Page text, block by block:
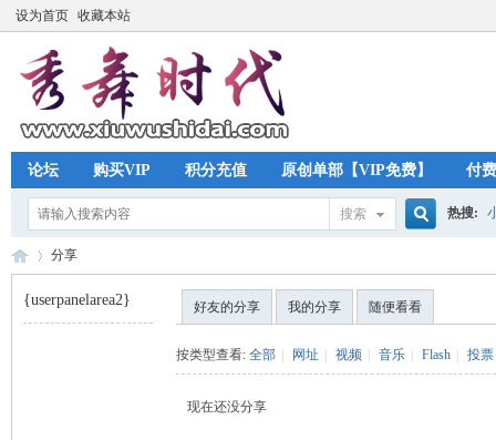
设为首页 收藏本站
论坛 购买VIP 积分充值 原创单部【VIP免费】 付
搜索 热搜:
分享
{userpanelarea2} 好友的分享 我的分享 随便看看
按类型查看: 全部 网址 视频 音乐 Flash 投票
现在还没分享